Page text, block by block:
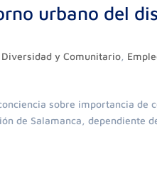
urbano del
Diversidad y Comunitario
sobre importancia de
de Salamanca, dependiente